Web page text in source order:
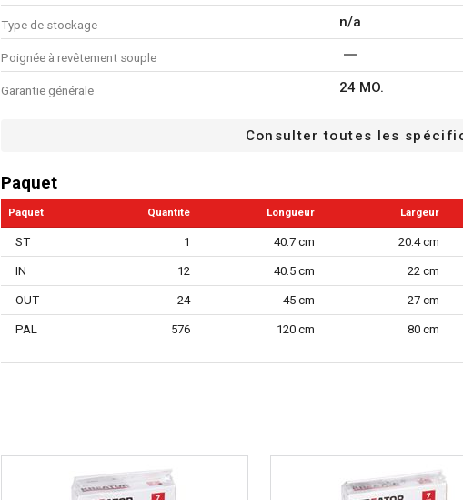
Type de stockage n/a
Poignée à revêtement souple
Garantie générale 24 MO.
Consulter toutes les
Paquet
Paquet Quantité Longueur Largeur
ST 1 40.7 cm 20.4 cm
IN 12 40.5 cm 22 cm
OUT 24 45 cm 27 cm
PAL 576 120 cm 80 cm